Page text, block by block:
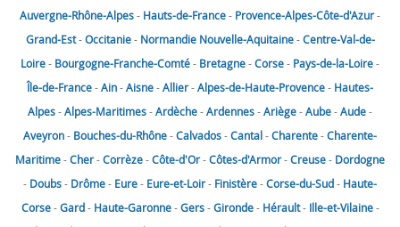
Auvergne-Rhône-Alpes- Hauts-de-France- Provence-Alpes-Côte-d'Azur-
Grand-Est-Occitanie- Normandie Nouvelle-Aquitaine-Centre-Val-de-
Loire- Bourgogne-Franche-Comté- Bretagne-Corse- Pays-de-la-Loire-
Île-de-France-Ain-Aisne-Allier-Alpes-de-Haute-Provence- Hautes-
Alpes-Alpes-Maritimes-Ardèche-Ardennes-Ariège-Aube-Aude-
Aveyron- Bouches-du-Rhône-Calvados-Cantal-Charente-Charente-
Maritime-Cher-Corrèze-Côte-d'Or-Côtes-d'Armor-Creuse- Dordogne
- Doubs- Drôme- Eure- Eure-et-Loir- Finistère-Corse-du-Sud- Haute-
Corse-Gard- Haute-Garonne-Gers-Gironde- Hérault- Ille-et-Vilaine-